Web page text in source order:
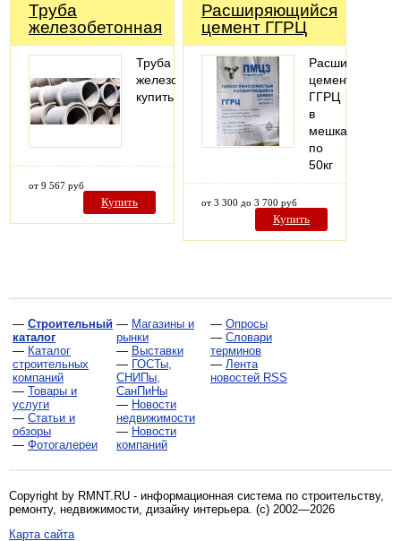
Труба
железобетонная
Труба
железобетонная
купить
от 9 567 руб
Купить
Расширяющийся
цемент ГГРЦ
цемент
ГГРЦ
в
мешках
по
50кг
от 3 300 до 3 700 руб
Купить
— Строительный
каталог
— Каталог
строительных
компаний
— Товары и
услуги
— Статьи и
обзоры
— Фотогалереи
— Магазины и
рынки
— Выставки
— ГОСТы,
СНИПы,
СанПиНы
— Новости
недвижимости
— Новости
компаний
— Опросы
— Словари
терминов
— Лента
новостей RSS
Copyright by RMNT.RU - информационная система по строительству,
ремонту, недвижимости, дизайну интерьера. (c) 2002—2026
Карта сайта